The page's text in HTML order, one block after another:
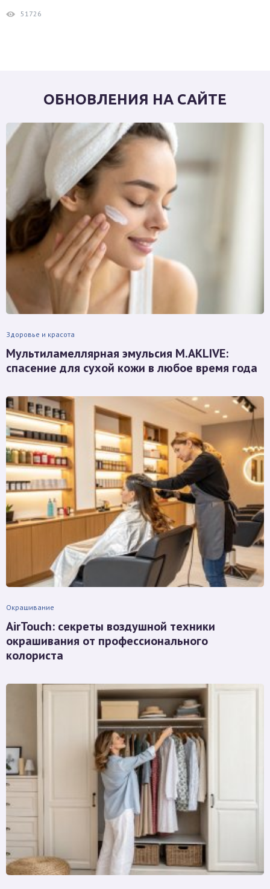
51726
ОБНОВЛЕНИЯ НА САЙТЕ
Здоровье и красота
Мультиламеллярная эмульсия M.AKLIVE:
спасение для сухой кожи в любое время года
Окрашивание
AirTouch: секреты воздушной техники
окрашивания от профессионального
колориста